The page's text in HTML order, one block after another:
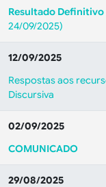
Resultado Definitivo
24/09/2025)
12/09/2025
Respostas aos
Discursiva
02/09/2025
COMUNICADO
29/08/2025